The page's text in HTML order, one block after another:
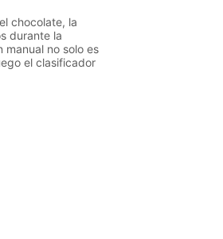
chocolate, la
durante la
no solo es
el clasificador